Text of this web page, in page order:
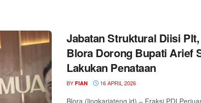
Jabatan Struktural Diisi Plt,
Blora Dorong Bupati Arief
Lakukan Penataan
BY FIAN 16 APRIL 2026
Blora (lingkarjateng.id) – Fraksi PDI